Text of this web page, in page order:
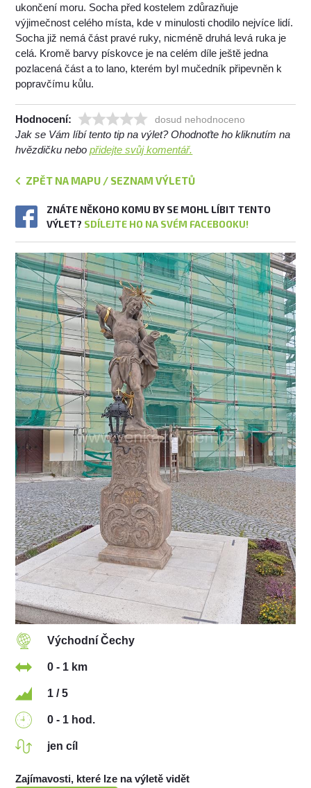
ukončení moru. Socha před kostelem zdůrazňuje
výjimečnost celého místa, kde v minulosti chodilo nejvíce lidí.
Socha již nemá část pravé ruky, nicméně druhá levá ruka je
celá. Kromě barvy pískovce je na celém díle ještě jedna
pozlacená část a to lano, kterém byl mučedník připevněn k
popravčímu kůlu.
Hodnocení: dosud nehodnoceno
Jak se Vám líbí tento tip na výlet? Ohodnoťte ho kliknutím na
hvězdičku nebopřidejte svůj komentář.
ZPĚT NA MAPU / SEZNAM VÝLETŮ
ZNÁTE NĚKOHO KOMU BY SE MOHL LÍBIT TENTO
VÝLET? SDÍLEJTE HO NA SVÉM FACEBOOKU!
Východní Čechy
0 - 1 km
1 / 5
0 - 1 hod.
jen cíl
Zajímavosti, které lze na výletě vidět